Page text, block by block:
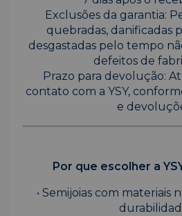
Exclusões da garantia:
quebradas, danificadas
desgastadas pelo tempo
defeitos de
Prazo para devolução:
contato com a YSY,
e
Por que escolher a
• Semijoias com materiais